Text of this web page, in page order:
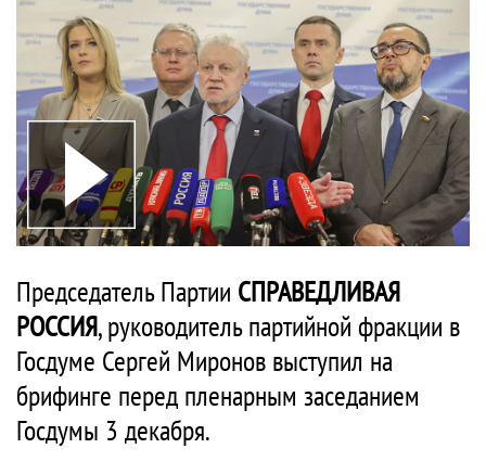
Председатель Партии СПРАВЕДЛИВАЯ
РОССИЯ, руководитель партийной фракции в
Госдуме Сергей Миронов выступил на
брифинге перед пленарным заседанием
Госдумы 3 декабря.